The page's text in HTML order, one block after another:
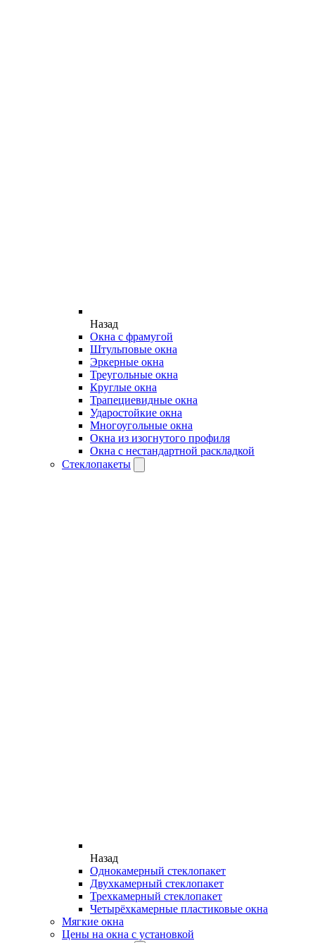
Назад
Окна с фрамугой
Штульповые окна
Эркерные окна
Треугольные окна
Круглые окна
Трапециевидные окна
Ударостойкие окна
Многоугольные окна
Окна из изогнутого профиля
Окна с нестандартной раскладкой
Стеклопакеты
Назад
Однокамерный стеклопакет
Двухкамерный стеклопакет
Трехкамерный стеклопакет
Четырёхкамерные пластиковые окна
Мягкие окна
Цены на окна с установкой